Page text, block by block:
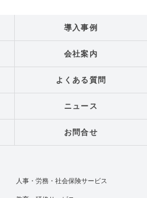
導入事例
会社案内
よくある質問
ニュース
お問合せ
人事・労務・社会保険サービス